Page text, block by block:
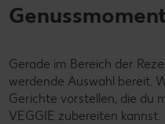
Gerade im Bereich der
werdende Auswahl bereit.
Gerichte vorstellen, die du
VEGGIE zubereiten kannst.